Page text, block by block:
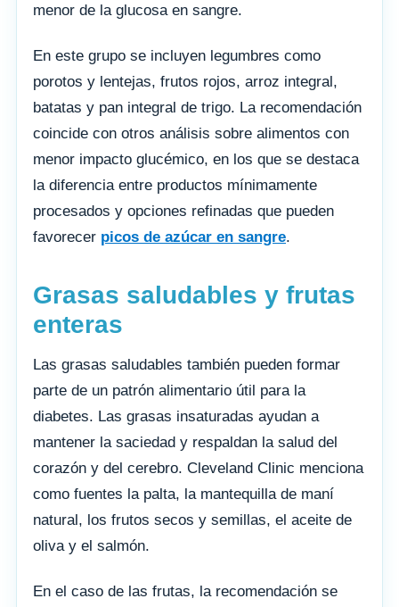
menor de la glucosa en sangre.
En este grupo se incluyen legumbres como
porotos y lentejas, frutos rojos, arroz integral,
batatas y pan integral de trigo. La recomendación
coincide con otros análisis sobre alimentos con
menor impacto glucémico, en los que se destaca
la diferencia entre productos mínimamente
procesados y opciones refinadas que pueden
favorecer picos de azúcar en sangre.
Grasas saludables y frutas
enteras
Las grasas saludables también pueden formar
parte de un patrón alimentario útil para la
diabetes. Las grasas insaturadas ayudan a
mantener la saciedad y respaldan la salud del
corazón y del cerebro. Cleveland Clinic menciona
como fuentes la palta, la mantequilla de maní
natural, los frutos secos y semillas, el aceite de
oliva y el salmón.
En el caso de las frutas, la recomendación se